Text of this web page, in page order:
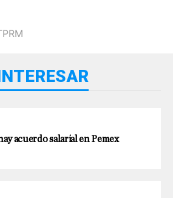
acuerdo salarial en Pemex